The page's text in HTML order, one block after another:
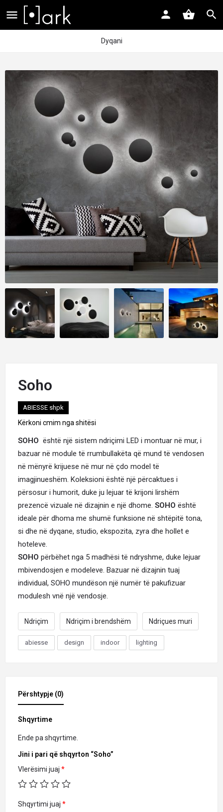
Dyqani
Soho
ABIESSE shpk
Kërkoni cmim nga shitësi
SOHO është një sistem ndriçimi LED i montuar në mur, i
bazuar në module të rrumbullakëta që mund të vendosen
në mënyrë krijuese në mur në çdo model të
imagjinueshëm. Koleksioni është një përcaktues i
përsosur i humorit, duke ju lejuar të krijoni lirshëm
prezencë vizuale në dizajnin e një dhome. SOHO është
ideale për dhoma me shumë funksione në shtëpitë tona,
si dhe në dyqane, studio, ekspozita, zyra dhe hollet e
hoteleve.
SOHO përbëhet nga 5 madhësi të ndryshme, duke lejuar
mbivendosjen e modeleve. Bazuar në dizajnin tuaj
individual, SOHO mundëson një numër të pakufizuar
modulesh vnë një vendosje.
Ndriçim Ndriçim i brendshëm Ndriçues muri
abiesse design indoor lighting
Përshtypje (0)
Shqyrtime
Ende pa shqyrtime.
Jini i pari që shqyrton “Soho”
Vlerësimi juaj *
Shqyrtimi juaj *